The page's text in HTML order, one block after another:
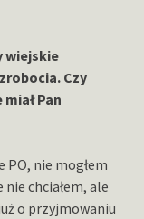
wiejskie
Czy
Pan
nie mogłem
chciałem, ale
o przyjmowaniu